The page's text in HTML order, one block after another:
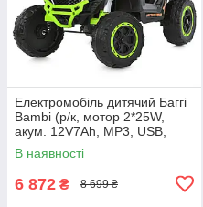
Електромобіль дитячий Баггі
Bambi (р/к, мотор 2*25W,
акум. 12V7Ah, MP3, USB,
BLUETOOTH) M 6141EBLR-5
Зелений
В наявності
6 872 ₴ 8 699 ₴